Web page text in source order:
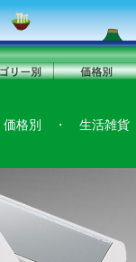
価格別 ・ 生活雑貨